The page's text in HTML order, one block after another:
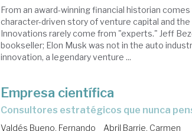
From an award-winning financial historian
character-driven story of venture capital and the
Innovations rarely come from "experts." Jeff
bookseller; Elon Musk was not in the auto
innovation, a legendary venture ...
Empresa científica
consultores estratégicos que nunca
Valdés Bueno, Fernando Abril Barrie, Carmen